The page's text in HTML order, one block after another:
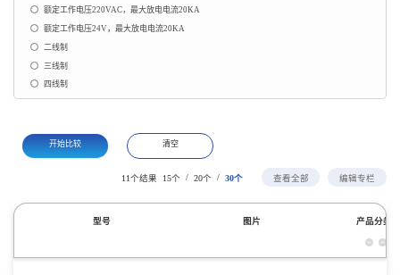
额定工作电压220VAC，最大放电电流20KA
额定工作电压24V，最大放电电流20KA
二线制
三线制
四线制
开始比较 清空
11个结果 15个 / 20个 / 30个 查看全部 编辑专栏
型号 图片 产品分类